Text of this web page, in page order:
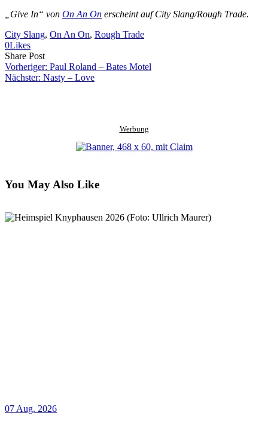
„Give In“ von On An On erscheint auf City Slang/Rough Trade.
City Slang, On An On, Rough Trade
0Likes
Share PostShare
on
Facebook
Copy
URL
to
Send
Link
via
Vorheriger: Paul Roland – Bates Motel
Nächster: Nasty – Love
Werbung
You May Also Like
07 Aug. 2026